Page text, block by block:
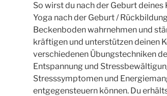
So wirst du nach der Geburt
Yoga nach der Geburt /
Beckenboden wahrnehmen und
kräftigen und unterstützen deinen
verschiedenen Übungstechniken
Entspannung und
Stresssymptomen und
entgegensteuern können. Du